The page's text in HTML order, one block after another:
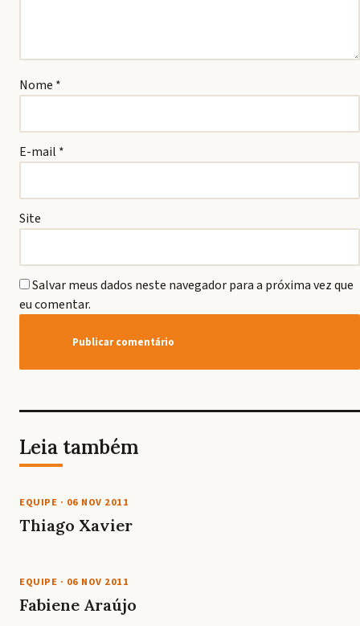
Nome *
E-mail *
Site
Salvar meus dados neste navegador para a próxima vez que
eu comentar.
Leia também
EQUIPE · 06 NOV 2011
Thiago Xavier
EQUIPE · 06 NOV 2011
Fabiene Araújo